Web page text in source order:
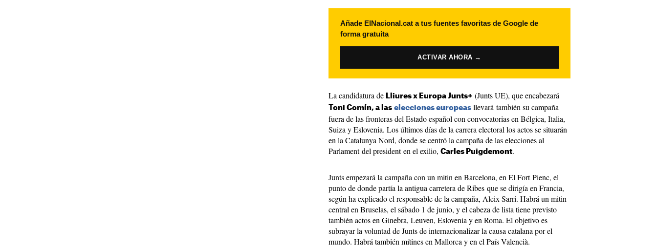
Añade ElNacional.cat a tus fuentes favoritas de Google de
forma gratuita
ACTIVAR AHORA →
La candidatura de Lliures x Europa Junts+ (Junts UE), que encabezará
Toni Comín, a las elecciones europeas llevará también su campaña
fuera de las fronteras del Estado español con convocatorias en Bélgica, Italia,
Suiza y Eslovenia. Los últimos días de la carrera electoral los actos se situarán
en la Catalunya Nord, donde se centró la campaña de las elecciones al
Parlament del president en el exilio, Carles Puigdemont.
Junts empezará la campaña con un mitin en Barcelona, en El Fort Pienc, el
punto de donde partía la antigua carretera de Ribes que se dirigía en Francia,
según ha explicado el responsable de la campaña, Aleix Sarri. Habrá un mitin
central en Bruselas, el sábado 1 de junio, y el cabeza de lista tiene previsto
también actos en Ginebra, Leuven, Eslovenia y en Roma. El objetivo es
subrayar la voluntad de Junts de internacionalizar la causa catalana por el
mundo. Habrá también mítines en Mallorca y en el País Valencià.